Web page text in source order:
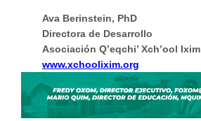
Ava Berinstein, PhD
Directora de Desarrollo
Asociación Q’eqchi’ Xch’ool Ixim
www.xchoolixim.org